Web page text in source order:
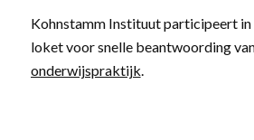
Kohnstamm Instituut participeert in
loket voor snelle beantwoording
onderwijspraktijk